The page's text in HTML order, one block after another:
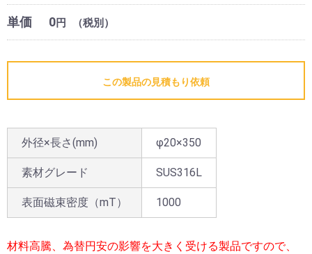
単価 0円 （税別）
この製品の見積もり依頼
外径×長さ(mm) φ20×350
素材グレード SUS316L
表面磁束密度（mT） 1000
材料高騰、為替円安の影響を大きく受ける製品ですので、